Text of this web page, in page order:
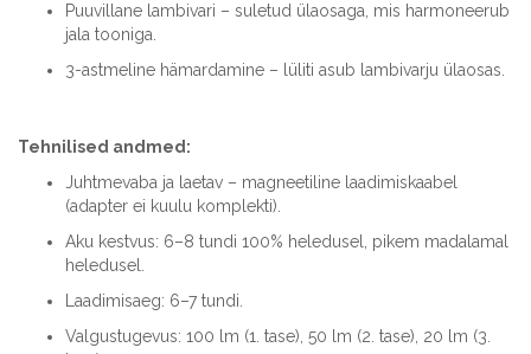
Puuvillane lambivari – suletud ülaosaga, mis harmoneerub
jala tooniga.
3-astmeline hämardamine – lüliti asub lambivarju ülaosas.
Tehnilised andmed:
Juhtmevaba ja laetav – magneetiline laadimiskaabel
(adapter ei kuulu komplekti).
Aku kestvus: 6–8 tundi 100% heledusel, pikem madalamal
heledusel.
Laadimisaeg: 6–7 tundi.
Valgustugevus: 100 lm (1. tase), 50 lm (2. tase), 20 lm (3.